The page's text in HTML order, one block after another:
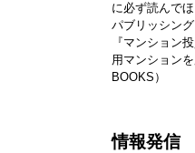
に必ず読んで
パブリッシング
『マンション
用マンション
BOOKS）
情報発信